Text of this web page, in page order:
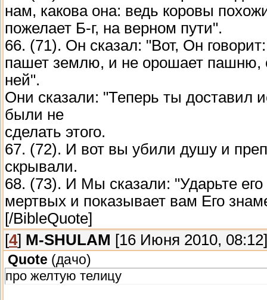
нам, какова она: ведь коровы
пожелает Б-г, на верном пути".
66. (71). Он сказал: "Вот, Он
пашет землю, и не орошает пашню,
ней".
Они сказали: "Теперь ты доставил
были не
сделать этого.
67. (72). И вот вы убили душу и
скрывали.
68. (73). И Мы сказали: "Ударьте
мертвых и показывает вам Его
[/BibleQuote]
[4] M-SHULAM [16 Июня 2010, 08:12]
Quote (дачо)
про желтую телицу